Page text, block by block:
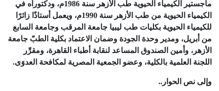
ماجستير الكيمياء الحيوية طب الأزهر سنة 1986م، ودكتوراه في
الكيمياء الحيوية من طب الأزهر سنة 1990م، ويعمل أستاذًا زائرًا
للكيمياء الحيوية بكليات طب ليبيا جامعة المرقب وجامعة السابع
من أبريل، ومدير وحدة الجودة وضمان الاعتماد بكلية الطبّ جامعة
الأزهر، وأمين الصندوق المساعد لنقابة أطباء القاهرة، ومقرِّر
اللجنة العلمية بالكلية، وعضو الجمعية المصرية لمكافحة العدوَى.
وإلى نص الحوار..